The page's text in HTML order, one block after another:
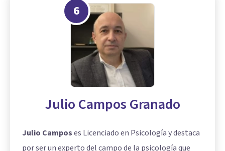
6
Julio Campos Granado
Julio Camposes Licenciado en Psicología y destaca
por ser un experto del campo de la psicología que